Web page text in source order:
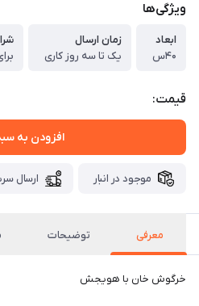
ویژگی‌ها
ابعاد
۴۰س
زمان ارسال
یک تا سه روز کاری
قیمت:
افزودن به
موجود در انبار ارسال
معرفی توضیحات
خرگوش خان با هویجش